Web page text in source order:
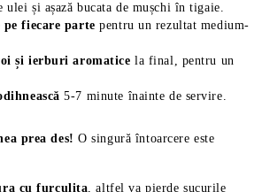
ulei și așază bucata de mușchi în tigaie.
fiecare parte pentru un rezultat medium-
și ierburi aromatice la final, pentru un
5-7 minute înainte de servire.
prea des! O singură întoarcere este
cu furculița, altfel va pierde sucurile